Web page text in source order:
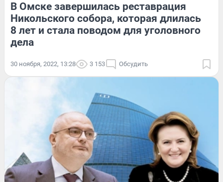
В Омске завершилась реставрация
Никольского собора, которая длилась
8 лет и стала поводом для уголовного
дела
30 ноября, 2022, 13:28 3 153 Обсудить